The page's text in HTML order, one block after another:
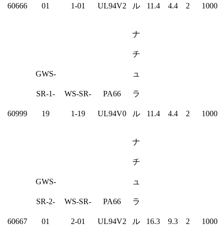
60666 01 1-01 UL94V2 ル 11.4 4.4 2 1000
60999
GWS-
SR-1-
19
WS-SR-
1-19
PA66
UL94V0
ナ
チ
ュ
ラ
ル 11.4 4.4 2 1000
60667
GWS-
SR-2-
01
WS-SR-
2-01
PA66
UL94V2
ナ
チ
ュ
ラ
ル 16.3 9.3 2 1000